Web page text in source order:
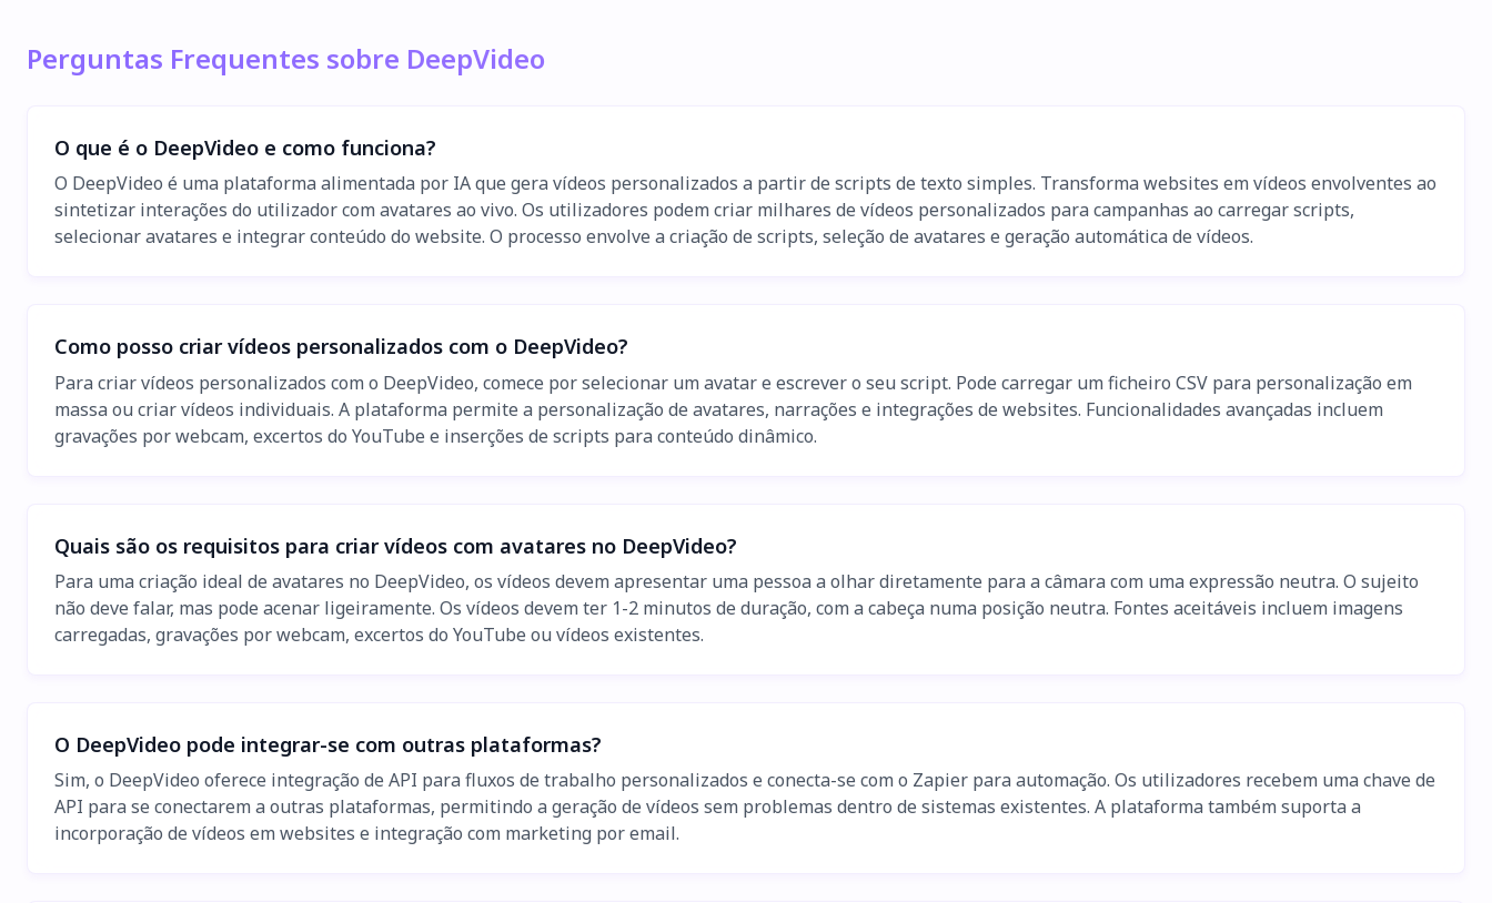
Perguntas Frequentes sobre DeepVideo
O que é o DeepVideo e como funciona?
O DeepVideo é uma plataforma alimentada por IA que gera vídeos personalizados a partir de scripts de texto simples. Transforma websites em vídeos envolventes ao
sintetizar interações do utilizador com avatares ao vivo. Os utilizadores podem criar milhares de vídeos personalizados para campanhas ao carregar scripts,
selecionar avatares e integrar conteúdo do website. O processo envolve a criação de scripts, seleção de avatares e geração automática de vídeos.
Como posso criar vídeos personalizados com o DeepVideo?
Para criar vídeos personalizados com o DeepVideo, comece por selecionar um avatar e escrever o seu script. Pode carregar um ficheiro CSV para personalização em
massa ou criar vídeos individuais. A plataforma permite a personalização de avatares, narrações e integrações de websites. Funcionalidades avançadas incluem
gravações por webcam, excertos do YouTube e inserções de scripts para conteúdo dinâmico.
Quais são os requisitos para criar vídeos com avatares no DeepVideo?
Para uma criação ideal de avatares no DeepVideo, os vídeos devem apresentar uma pessoa a olhar diretamente para a câmara com uma expressão neutra. O sujeito
não deve falar, mas pode acenar ligeiramente. Os vídeos devem ter 1-2 minutos de duração, com a cabeça numa posição neutra. Fontes aceitáveis incluem imagens
carregadas, gravações por webcam, excertos do YouTube ou vídeos existentes.
O DeepVideo pode integrar-se com outras plataformas?
Sim, o DeepVideo oferece integração de API para fluxos de trabalho personalizados e conecta-se com o Zapier para automação. Os utilizadores recebem uma chave de
API para se conectarem a outras plataformas, permitindo a geração de vídeos sem problemas dentro de sistemas existentes. A plataforma também suporta a
incorporação de vídeos em websites e integração com marketing por email.